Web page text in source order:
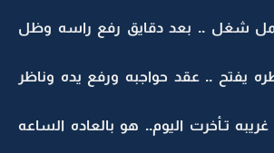
شغل .. بعد دقايق رفع راسه وظل
يفتح .. عقد حواجبه ورفع يده وناظر
.. 3 ونص غريبه تـأخرت اليوم.. هو بالعاده الساعه